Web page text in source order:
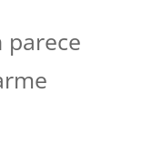
parece